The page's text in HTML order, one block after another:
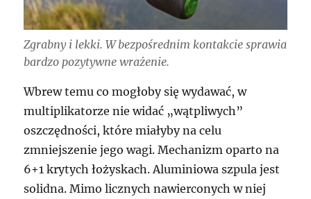
Zgrabny i lekki. W bezpośrednim kontakcie sprawia
bardzo pozytywne wrażenie.
Wbrew temu co mogłoby się wydawać, w
multiplikatorze nie widać „wątpliwych”
oszczędności, które miałyby na celu
zmniejszenie jego wagi. Mechanizm oparto na
6+1 krytych łożyskach. Aluminiowa szpula jest
solidna. Mimo licznych nawierconych w niej